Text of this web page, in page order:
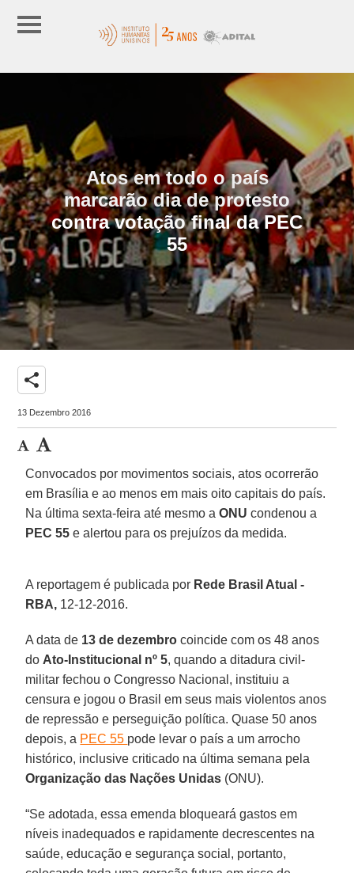
Atos em todo o país
marcarão dia de protesto
contra votação final da PEC
55
share
13 Dezembro 2016
Convocados por movimentos sociais, atos ocorrerão
em Brasília e ao menos em mais oito capitais do país.
Na última sexta-feira até mesmo aONU condenou a
PEC 55 e alertou para os prejuízos da medida.
A reportagem é publicada por Rede Brasil Atual -
RBA, 12-12-2016.
A data de 13 de dezembro coincide com os 48 anos
do Ato-Institucional nº 5, quando a ditadura civil-
militar fechou o Congresso Nacional, instituiu a
censura e jogou o Brasil em seus mais violentos anos
de repressão e perseguição política. Quase 50 anos
depois, a PEC 55 pode levar o país a um arrocho
histórico, inclusive criticado na última semana pela
Organização das Nações Unidas (ONU).
“Se adotada, essa emenda bloqueará gastos em
níveis inadequados e rapidamente decrescentes na
saúde, educação e segurança social, portanto,